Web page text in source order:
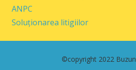
ANPC
Soluționarea litigiilor
©copyright 2022